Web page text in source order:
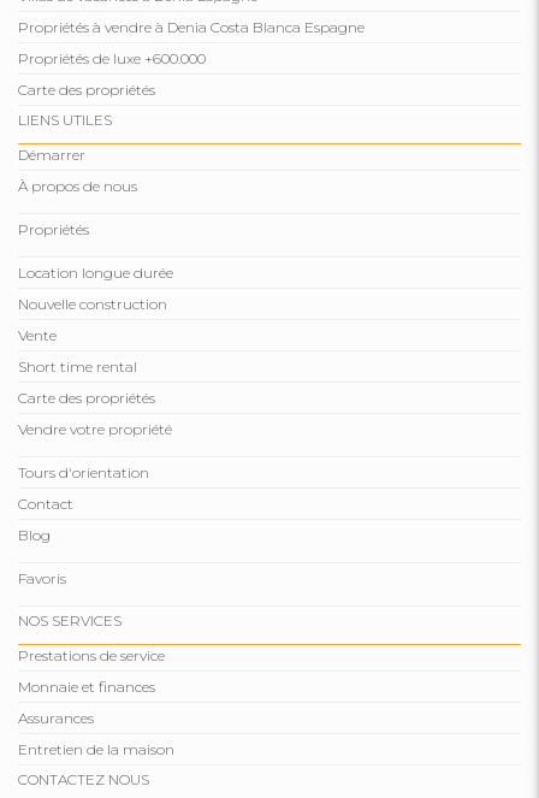
Propriétés à vendre à Denia Costa Blanca Espagne
Propriétés de luxe +600.000
Carte des propriétés
LIENS UTILES
Démarrer
À propos de nous
Propriétés
Location longue durée
Nouvelle construction
Vente
Short time rental
Carte des propriétés
Vendre votre propriété
Tours d'orientation
Contact
Blog
Favoris
NOS SERVICES
Prestations de service
Monnaie et finances
Assurances
Entretien de la maison
CONTACTEZ NOUS